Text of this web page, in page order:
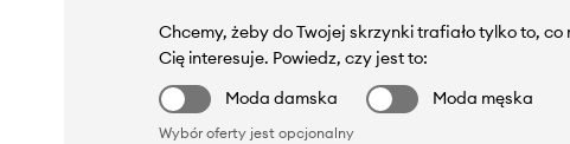
Chcemy, żeby do Twojej skrzynki trafiało tylko to,
Cię interesuje. Powiedz, czy jest to:
Moda damska
Moda męska
Wybór oferty jest opcjonalny